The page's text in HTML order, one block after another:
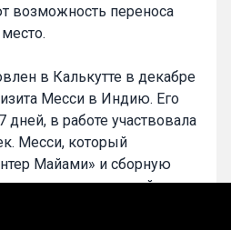
возможность переноса
в Калькутте в декабре
Месси в Индию. Его
дней, в работе участвовала
Месси, который
Майами» и сборную
аргентинской